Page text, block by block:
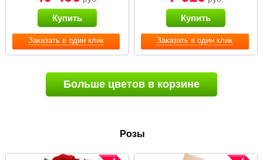
Заказать в один клик
Купить
Заказать в один клик
Купить
Больше цветов в корзине
Розы